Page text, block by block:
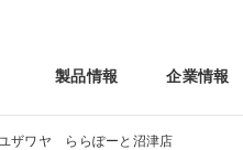
製品情報 企業情報
ザワヤ ららぽーと沼津店